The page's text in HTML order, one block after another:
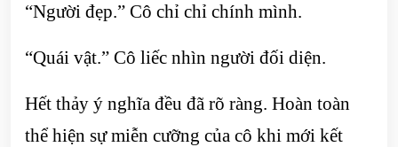
“Người đẹp.” Cô chỉ chỉ chính mình.
“Quái vật.” Cô liếc nhìn người đối diện.
Hết thảy ý nghĩa đều đã rõ ràng. Hoàn toàn
thể hiện sự miễn cưỡng của cô khi mới kết